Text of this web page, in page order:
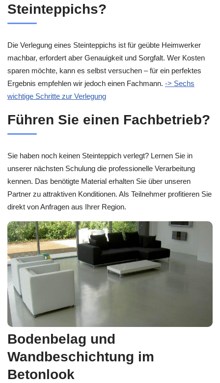
Steinteppichs?
Die Verlegung eines Steinteppichs ist für geübte Heimwerker
machbar, erfordert aber Genauigkeit und Sorgfalt. Wer Kosten
sparen möchte, kann es selbst versuchen – für ein perfektes
Ergebnis empfehlen wir jedoch einen Fachmann. -> Sechs
wichtige Schritte zur Verlegung
Führen Sie einen Fachbetrieb?
Sie haben noch keinen Steinteppich verlegt? Lernen Sie in
unserer nächsten Schulung die professionelle Verarbeitung
kennen. Das benötigte Material erhalten Sie über unseren
Partner zu attraktiven Konditionen. Als Teilnehmer profitieren Sie
direkt von Anfragen aus Ihrer Region.
Bodenbelag und
Wandbeschichtung im
Betonlook